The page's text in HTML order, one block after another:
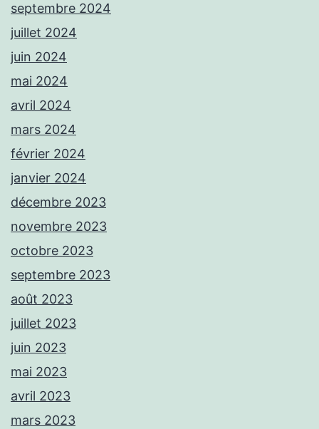
septembre 2024
juillet 2024
juin 2024
mai 2024
avril 2024
mars 2024
février 2024
janvier 2024
décembre 2023
novembre 2023
octobre 2023
septembre 2023
août 2023
juillet 2023
juin 2023
mai 2023
avril 2023
mars 2023